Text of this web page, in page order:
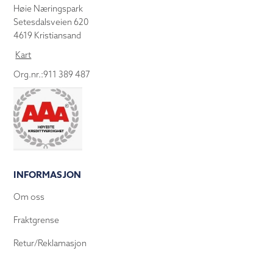
Høie Næringspark
Setesdalsveien 620
4619 Kristiansand
Kart
Org.nr.:911 389 487
INFORMASJON
Om oss
Fraktgrense
Retur/Reklamasjon